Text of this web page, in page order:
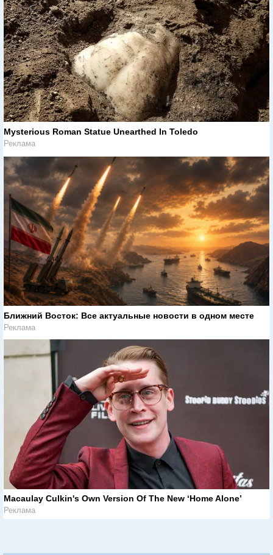
Mysterious Roman Statue Unearthed In Toledo
Реклама
Ближний Восток: Все актуальные новости в одном месте
Реклама
Macaulay Culkin's Own Version Of The New ‘Home Alone’
Реклама